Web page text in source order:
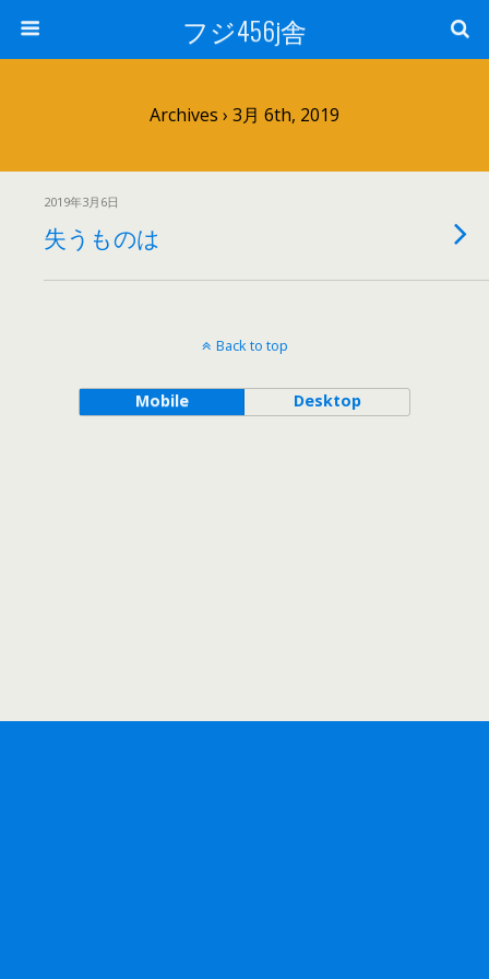
フジ456j舎
Archives › 3月 6th, 2019
2019年3月6日
失うものは
Back to top
Mobile Desktop